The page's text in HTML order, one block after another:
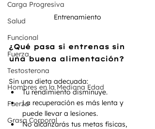
Carga Progresiva
Salud
Funcional
Fuerza
Testosterona
Hombres en la Mediana Edad
Fuerza
Grasa Corporal
Entrenamiento
¿Qué pasa si entrenas sin
una buena alimentación?
Sin una dieta adecuada:
Tu rendimiento disminuye.
La recuperación es más lenta y
puede llevar a lesiones.
No alcanzarás tus metas físicas,